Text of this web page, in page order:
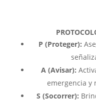
P (Proteger):
A (Avisar):
emergencia y
S (Socorrer):